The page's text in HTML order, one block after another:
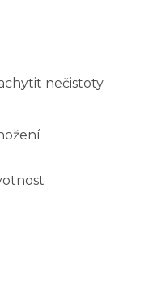
nečistoty